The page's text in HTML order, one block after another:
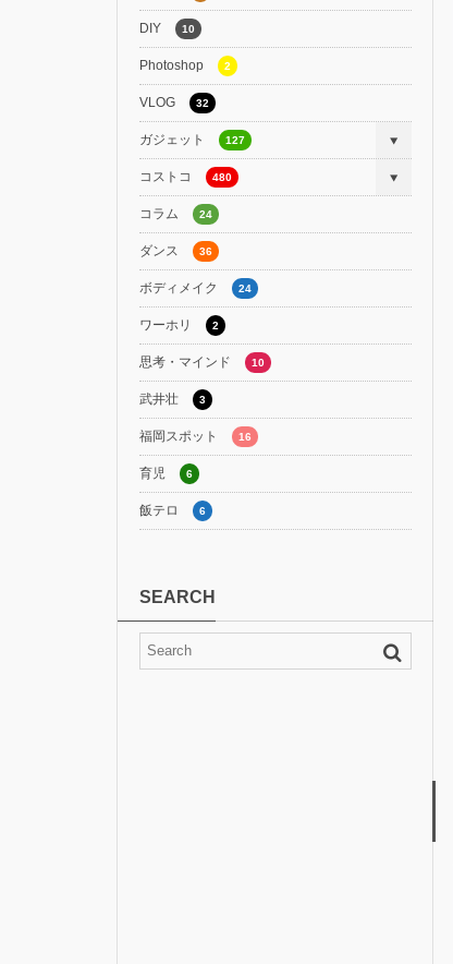
DIY 10
Photoshop 2
VLOG 32
ガジェット 127
コストコ 480
コラム 24
ダンス 36
ボディメイク 24
ワーホリ 2
思考・マインド 10
武井壮 3
福岡スポット 16
育児 6
飯テロ 6
SEARCH